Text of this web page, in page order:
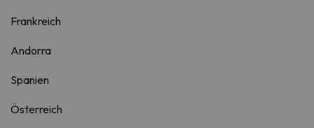
Frankreich
Andorra
Spanien
Österreich